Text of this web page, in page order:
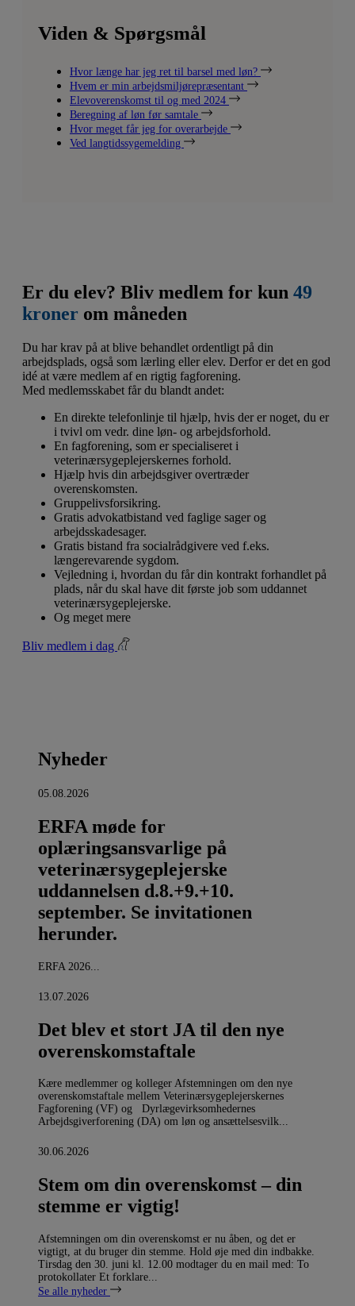
Viden & Spørgsmål
Hvor længe har jeg ret til barsel med løn?
Hvem er min arbejdsmiljørepræsentant
Elevoverenskomst til og med 2024
Beregning af løn før samtale
Hvor meget får jeg for overarbejde
Ved langtidssygemelding
Er du elev? Bliv medlem for kun 49
kroner om måneden
Du har krav på at blive behandlet ordentligt på din
arbejdsplads, også som lærling eller elev. Derfor er det en god
idé at være medlem af en rigtig fagforening.
Med medlemsskabet får du blandt andet:
En direkte telefonlinje til hjælp, hvis der er noget, du er
i tvivl om vedr. dine løn- og arbejdsforhold.
En fagforening, som er specialiseret i
veterinærsygeplejerskernes forhold.
Hjælp hvis din arbejdsgiver overtræder
overenskomsten.
Gruppelivsforsikring.
Gratis advokatbistand ved faglige sager og
arbejdsskadesager.
Gratis bistand fra socialrådgivere ved f.eks.
længerevarende sygdom.
Vejledning i, hvordan du får din kontrakt forhandlet på
plads, når du skal have dit første job som uddannet
veterinærsygeplejerske.
Og meget mere
Bliv medlem i dag
Nyheder
05.08.2026
ERFA møde for
oplæringsansvarlige på
veterinærsygeplejerske
uddannelsen d.8.+9.+10.
september. Se invitationen
herunder.
ERFA 2026...
13.07.2026
Det blev et stort JA til den nye
overenskomstaftale
Kære medlemmer og kolleger Afstemningen om den nye
overenskomstaftale mellem Veterinærsygeplejerskernes
Fagforening (VF) og Dyrlægevirksomhedernes
Arbejdsgiverforening (DA) om løn og ansættelsesvilk...
30.06.2026
Stem om din overenskomst – din
stemme er vigtig!
Afstemningen om din overenskomst er nu åben, og det er
vigtigt, at du bruger din stemme. Hold øje med din indbakke.
Tirsdag den 30. juni kl. 12.00 modtager du en mail med: To
protokollater Et forklare...
Se alle nyheder